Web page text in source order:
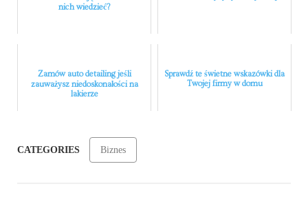
nich wiedzieć?
Zamów auto detailing jeśli
zauważysz niedoskonałości na
lakierze
Sprawdź te świetne wskazówki dla
Twojej firmy w domu
CATEGORIES Biznes